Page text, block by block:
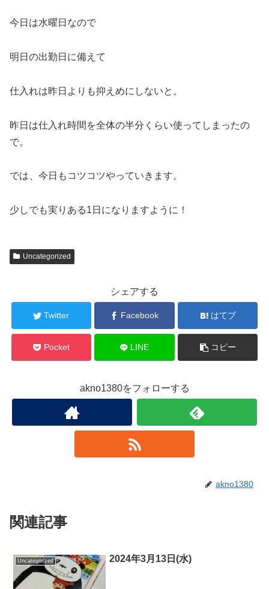
今日は水曜日なので
明日の出勤日に備えて
仕入れは昨日よりも抑えめにしないと。
昨日は仕入れ時間を全体の半分くらい使ってしまったの
で。
では、今日もコツコツやっていきます。
少しでも実りある1日になりますように！
Uncategorized
シェアする
Twitter Facebook はてブ
Pocket LINE コピー
akno1380をフォローする
akno1380
関連記事
Uncategorized 2024年3月13日(水)